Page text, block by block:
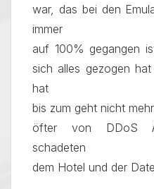
war, das bei den
immer
auf 100% gegangen
sich alles gezogen
hat
bis zum geht nicht
öfter von DDoS
schadeten
dem Hotel und der